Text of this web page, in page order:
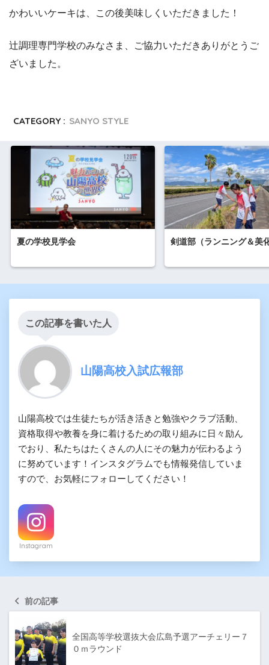
かわいいケーキは、この後美味しくいただきました！
辻調理専門学校のみなさま、ご協力いただきありがとうご
ざいました。
CATEGORY : SANYO STYLE
夏の学校見学会 剣道部（ランニング＆美
この記事を書いた人
山陽高校入試広報部
山陽高校では生徒たちが活き活きと勉強やクラブ活動、
資格取得や教養を身に着けるための取り組みに日々励ん
でおり、私たちはたくさんの人にその魅力が伝わるよう
に努めています！インスタグラムでも情報発信していま
すので、お気軽にフォローしてください！
Instagram
前の記事
全国高等学校選抜大会広島予選アーチェリー７
０ｍラウンド